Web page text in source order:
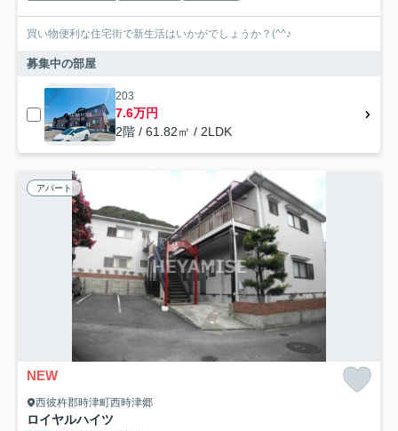
買い物便利な住宅街で新生活はいかがでしょうか？(^^♪
募集中の部屋
203
7.6万円
2階 / 61.82㎡ / 2LDK
アパート
NEW
西彼杵郡時津町西時津郷
ロイヤルハイツ